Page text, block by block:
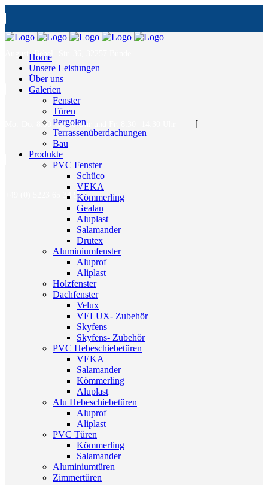
August- Bebel- Str. 36, 32257 Bünde
Mo.-Do. 8:30- 17:00 Uhr und Fr. 8:30- 14:30 Uhr [
+49 (0) 5223 65 34 900
Home
Unsere Leistungen
Über uns
Galerien
Fenster
Türen
Pergolen
Terrassenüberdachungen
Bau
Produkte
PVC Fenster
Schüco
VEKA
Kömmerling
Gealan
Aluplast
Salamander
Drutex
Aluminiumfenster
Aluprof
Aliplast
Holzfenster
Dachfenster
Velux
VELUX- Zubehör
Skyfens
Skyfens- Zubehör
PVC Hebeschiebetüren
VEKA
Salamander
Kömmerling
Aluplast
Alu Hebeschiebetüren
Aluprof
Aliplast
PVC Türen
Kömmerling
Salamander
Aluminiumtüren
Zimmertüren